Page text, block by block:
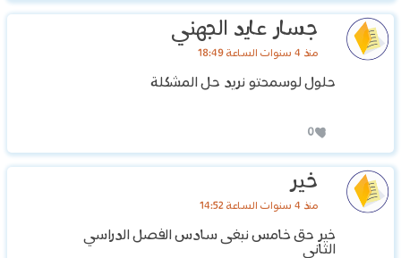
جسار عايد الجهني
منذ 4 سنوات الساعة 18:49
حلول لوسمحتو نريد حل المشكلة
0
خير
منذ 4 سنوات الساعة 14:52
خير حق خامس نبغى سادس الفصل الدراسي
الثاني